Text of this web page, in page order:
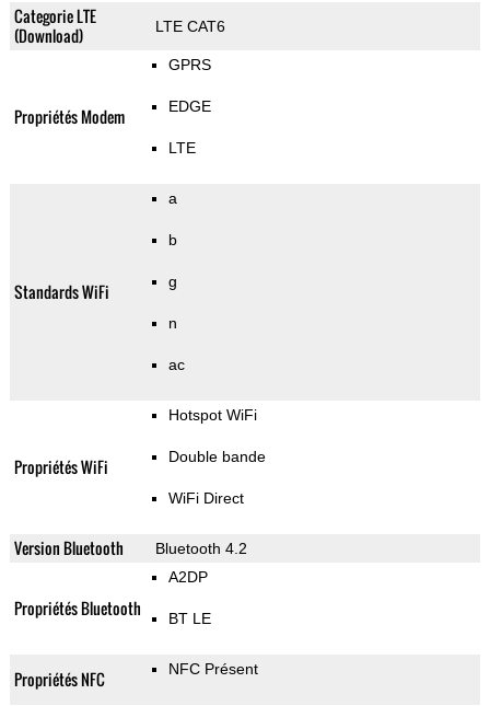
Categorie LTE
(Download)
LTE CAT6
Propriétés Modem
GPRS
EDGE
LTE
Standards WiFi
a
b
g
n
ac
Propriétés WiFi
Hotspot WiFi
Double bande
WiFi Direct
Version Bluetooth Bluetooth 4.2
Propriétés Bluetooth
A2DP
BT LE
Propriétés NFC NFC Présent